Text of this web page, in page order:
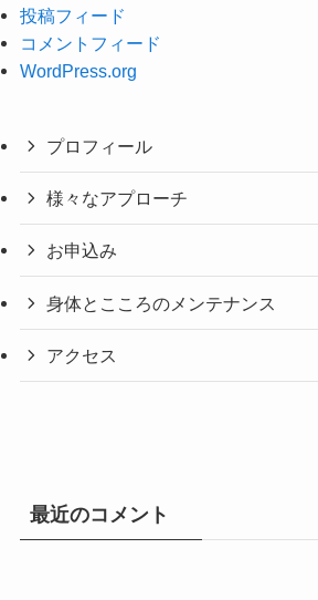
投稿フィード
コメントフィード
WordPress.org
プロフィール
様々なアプローチ
お申込み
身体とこころのメンテナンス
アクセス
最近のコメント